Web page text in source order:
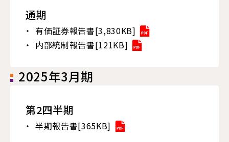
通期
有価証券報告書[3,830KB]
内部統制報告書[121KB]
2025年3月期
第2四半期
半期報告書[365KB]